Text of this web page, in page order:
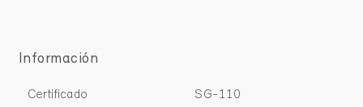
Información
Certificado SG-110